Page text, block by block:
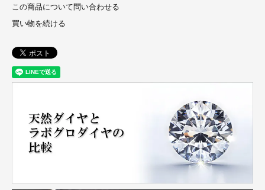
この商品について問い合わせる
買い物を続ける